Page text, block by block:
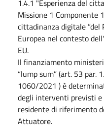
1.4.1 "Esperienza del
Missione 1 Componente
cittadinanza digitale ”del
Europea nel contesto
EU.
Il finanziamento
“lump sum” (art. 53 par.
1060/2021 ) è
degli interventi previsti e
residente di riferimento
Attuatore.